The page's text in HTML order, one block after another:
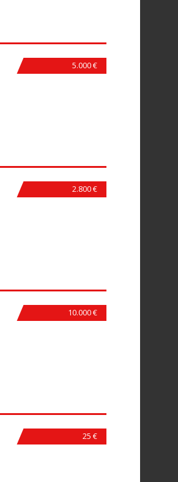
5.000 €
2.800 €
10.000 €
25 €